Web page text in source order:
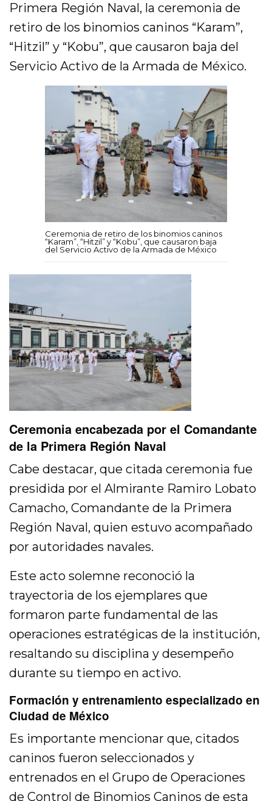
Primera Región Naval, la ceremonia de
retiro de los binomios caninos “Karam”,
“Hitzil” y “Kobu”, que causaron baja del
Servicio Activo de la Armada de México.
Ceremonia de retiro de los binomios caninos
“Karam”, “Hitzil” y “Kobu”, que causaron baja
del Servicio Activo de la Armada de México
Ceremonia encabezada por el Comandante
de la Primera Región Naval
Cabe destacar, que citada ceremonia fue
presidida por el Almirante Ramiro Lobato
Camacho, Comandante de la Primera
Región Naval, quien estuvo acompañado
por autoridades navales.
Este acto solemne reconoció la
trayectoria de los ejemplares que
formaron parte fundamental de las
operaciones estratégicas de la institución,
resaltando su disciplina y desempeño
durante su tiempo en activo.
Formación y entrenamiento especializado en
Ciudad de México
Es importante mencionar que, citados
caninos fueron seleccionados y
entrenados en el Grupo de Operaciones
de Control de Binomios Caninos de esta